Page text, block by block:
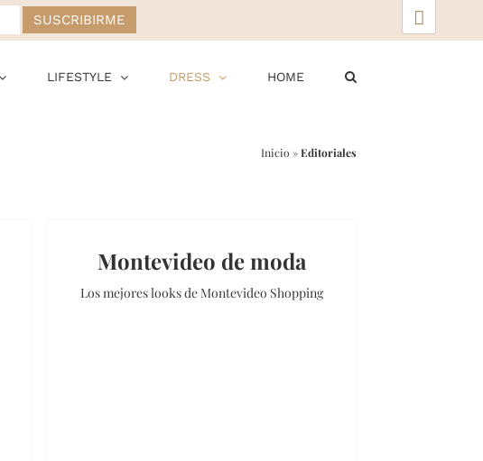
LIFESTYLE DRESS HOME
Inicio »Editoriales
Montevideo de moda
Los mejores looks de Montevideo Shopping